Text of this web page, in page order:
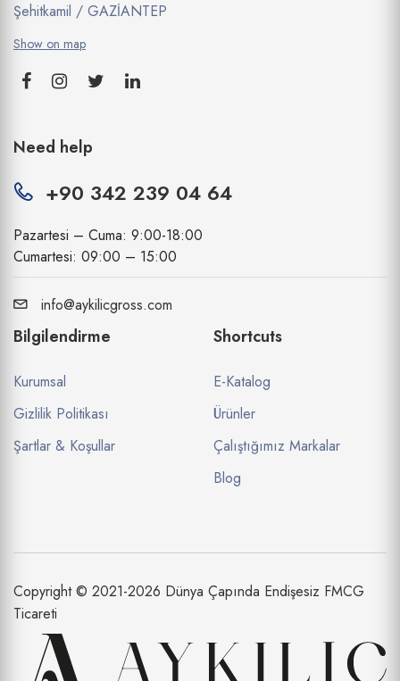
Şehitkamil / GAZİANTEP
Show on map
Need help
+90 342 239 04 64
Pazartesi – Cuma: 9:00-18:00
Cumartesi: 09:00 – 15:00
info@aykilicgross.com
Bilgilendirme
Kurumsal
Gizlilik Politikası
Şartlar & Koşullar
Shortcuts
E-Katalog
Ürünler
Çalıştığımız Markalar
Blog
Copyright © 2021-2026 Dünya Çapında Endişesiz FMCG
Ticareti